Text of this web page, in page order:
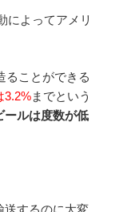
によってアメリ
ることができる
3.2%までという
ールは度数が低
送するのに大変